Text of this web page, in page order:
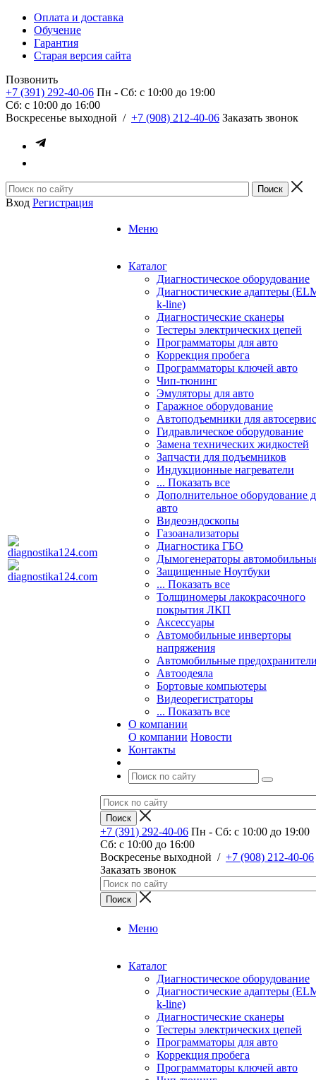
Оплата и доставка
Обучение
Гарантия
Старая версия сайта
Позвонить
+7 (391) 292-40-06 Пн - Сб: c 10:00 до 19:00
Сб: c 10:00 до 16:00
​Воскресенье выходной / +7 (908) 212-40-06 Заказать звонок
Вход Регистрация
Меню
Каталог
Диагностическое оборудование
Диагностические адаптеры
k-line)
Диагностические сканеры
Тестеры электрических цепей
Программаторы для авто
Коррекция пробега
Программаторы ключей авто
Чип-тюнинг
Эмуляторы для авто
Гаражное оборудование
Автоподъемники для
Гидравлическое оборудование
Замена технических жидкостей
Запчасти для подъемников
Индукционные нагреватели
... Показать все
Дополнительное оборудование
авто
Видеоэндоскопы
Газоанализаторы
Диагностика ГБО
Дымогенераторы
Защищенные Ноутбуки
... Показать все
Толщиномеры лакокрасочного
покрытия ЛКП
Аксессуары
Автомобильные инверторы
напряжения
Автомобильные
Автоодеяла
Бортовые компьютеры
Видеорегистраторы
... Показать все
О компании
О компании Новости
Контакты
+7 (391) 292-40-06 Пн - Сб: c 10:00 до 19:00
Сб: c 10:00 до 16:00
​Воскресенье выходной / +7 (908) 212-40-06
Заказать звонок
Меню
Каталог
Диагностическое оборудование
Диагностические адаптеры
k-line)
Диагностические сканеры
Тестеры электрических цепей
Программаторы для авто
Коррекция пробега
Программаторы ключей авто